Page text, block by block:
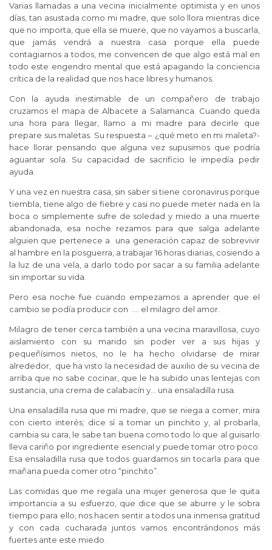
Varias llamadas a una vecina inicialmente optimista y en unos
días, tan asustada como mi madre, que solo llora mientras dice
que no importa, que ella se muere, que no vayamos a buscarla,
que jamás vendrá a nuestra casa porque ella puede
contagiarnos a todos, me convencen de que algo está mal en
todo este engendro mental que está apagando la conciencia
crítica de la realidad que nos hace libres y humanos.
Con la ayuda inestimable de un compañero de trabajo
cruzamos el mapa de Albacete a Salamanca. Cuando queda
una hora para llegar, llamo a mi madre para decirle que
prepare sus maletas. Su respuesta – ¿qué meto en mi maleta?-
hace llorar pensando que alguna vez supusimos que podría
aguantar sola. Su capacidad de sacrificio le impedía pedir
ayuda.
Y una vez en nuestra casa, sin saber si tiene coronavirus porque
tiembla, tiene algo de fiebre y casi no puede meter nada en la
boca o simplemente sufre de soledad y miedo a una muerte
abandonada, esa noche rezamos para que salga adelante
alguien que pertenece a una generación capaz de sobrevivir
al hambre en la posguerra, a trabajar 16 horas diarias, cosiendo a
la luz de una vela, a darlo todo por sacar a su familia adelante
sin importar su vida.
Pero esa noche fue cuando empezamos a aprender que el
cambio se podía producir con …. el milagro del amor.
Milagro de tener cerca también a una vecina maravillosa, cuyo
aislamiento con su marido sin poder ver a sus hijas y
pequeñísimos nietos, no le ha hecho olvidarse de mirar
alrededor, que ha visto la necesidad de auxilio de su vecina de
arriba que no sabe cocinar, que le ha subido unas lentejas con
sustancia, una crema de calabacín y… una ensaladilla rusa.
Una ensaladilla rusa que mi madre, que se niega a comer, mira
con cierto interés; dice sí a tomar un pinchito y, al probarla,
cambia su cara, le sabe tan buena como todo lo que al guisarlo
lleva cariño por ingrediente esencial y puede tomar otro poco.
Esa ensaladilla rusa que todos guardamos sin tocarla para que
mañana pueda comer otro “pinchito”.
Las comidas que me regala una mujer generosa que le quita
importancia a su esfuerzo, que dice que se aburre y le sobra
tiempo para ello, nos hacen sentir a todos una inmensa gratitud
y con cada cucharada juntos vamos encontrándonos más
fuertes ante este miedo.